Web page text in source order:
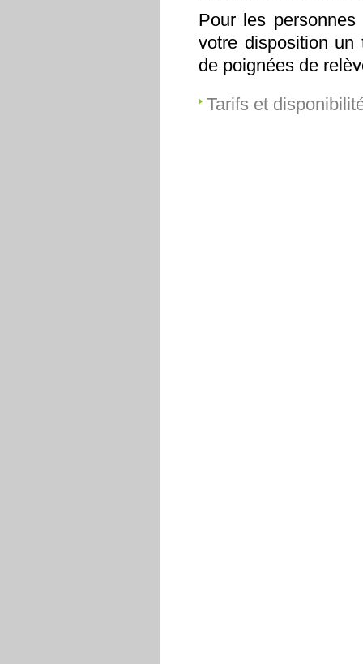
Pour les
votre disposition un
de poignées de
Tarifs et